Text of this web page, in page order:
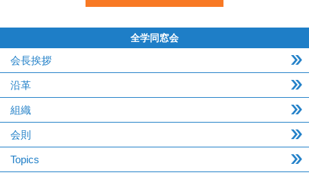
全学同窓会
会長挨拶
沿革
組織
会則
Topics